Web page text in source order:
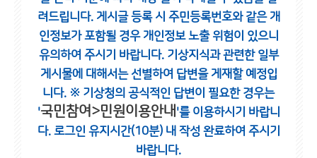
려드립니다. 게시글 등록 시 주민등록번호와 같은 개
인정보가 포함될 경우 개인정보 노출 위험이 있으니
유의하여 주시기 바랍니다. 기상지식과 관련한 일부
게시물에 대해서는 선별하여 답변을 게재할 예정입
니다. ※ 기상청의 공식적인 답변이 필요한 경우는
'국민참여>민원이용안내 '를 이용하시기 바랍니
다. 로그인 유지시간(10분) 내 작성 완료하여 주시기
바랍니다.